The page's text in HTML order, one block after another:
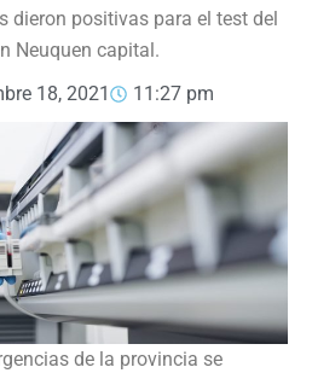
dieron positivas para el test del
Neuquen capital.
18, 2021 11:27 pm
de la provincia se